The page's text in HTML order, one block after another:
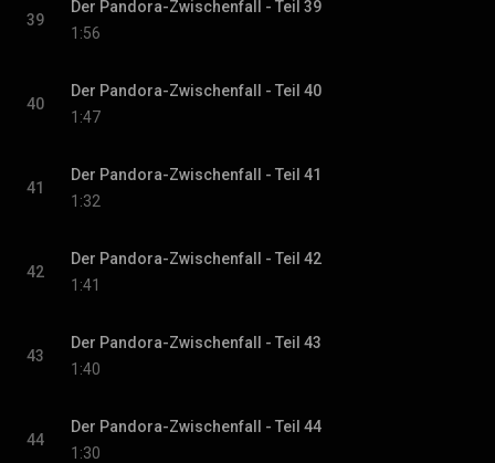
39
Der Pandora-Zwischenfall - Teil 39
1:56
40
Der Pandora-Zwischenfall - Teil 40
1:47
41
Der Pandora-Zwischenfall - Teil 41
1:32
42
Der Pandora-Zwischenfall - Teil 42
1:41
43
Der Pandora-Zwischenfall - Teil 43
1:40
44
Der Pandora-Zwischenfall - Teil 44
1:30